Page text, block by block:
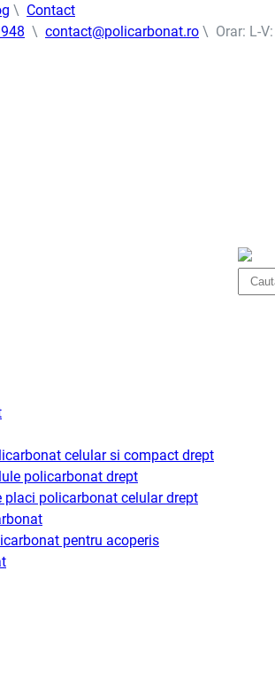
\ Contact
\ contact@policarbonat.ro \ Orar: L-V:
celular si compact drept
policarbonat drept
placi policarbonat celular drept
pentru acoperis